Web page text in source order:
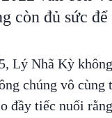
còn đủ sức
Lý Nhã Kỳ
chúng vô
đầy tiếc nuối